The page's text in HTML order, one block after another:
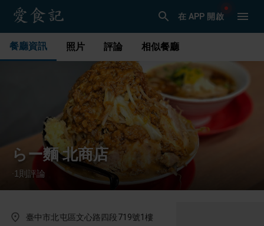
在 APP 開啟
餐廳資訊 照片 評論 相似餐廳
らー麵 北商店
· 1 則評論
臺中市北屯區文心路四段719號1樓